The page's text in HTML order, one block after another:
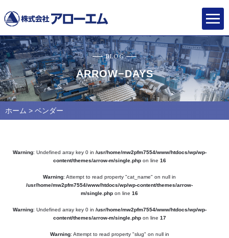
BLOG
ARROW−DAYS
ホーム > ベンダー
Warning: Undefined array key 0 in /usr/home/mw2pfm7554/www/htdocs/wp/wp-
content/themes/arrow-m/single.phpon line 16
Warning: Attempt to read property "cat_name" on null in
/usr/home/mw2pfm7554/www/htdocs/wp/wp-content/themes/arrow-
m/single.php on line 16
Warning: Undefined array key 0 in /usr/home/mw2pfm7554/www/htdocs/wp/wp-
content/themes/arrow-m/single.phpon line 17
Warning: Attempt to read property "slug" on null in